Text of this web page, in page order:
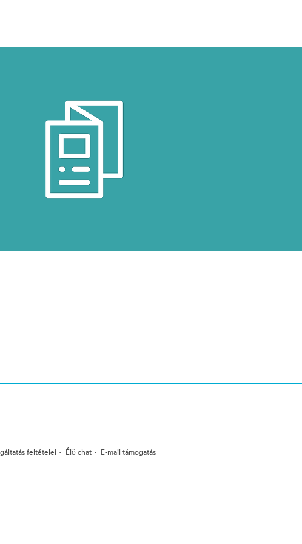
feltételei · Élő chat · E-mail támogatás